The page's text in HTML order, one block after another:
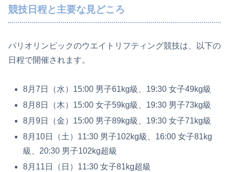
競技日程と主要な見どころ
パリオリンピックのウエイトリフティング競技は、以下の
日程で開催されます。
8月7日（水）15:00 男子61kg級、19:30 女子49kg級
8月8日（木）15:00 女子59kg級、19:30 男子73kg級
8月9日（金）15:00 男子89kg級、19:30 女子71kg級
8月10日（土）11:30 男子102kg級、16:00 女子81kg
級、20:30 男子102kg超級
8月11日（日）11:30 女子81kg超級